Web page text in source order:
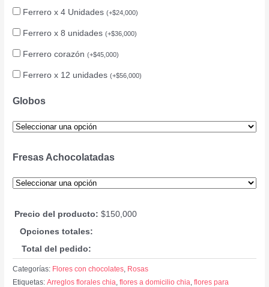
Ferrero x 4 Unidades(+$24,000)
Ferrero x 8 unidades(+$36,000)
Ferrero corazón(+$45,000)
Ferrero x 12 unidades(+$56,000)
Globos
Fresas Achocolatadas
Precio del producto: $150,000
Opciones totales:
Total del pedido:
Categorías: Flores con chocolates, Rosas
Etiquetas:Arreglos florales chia,flores a domicilio chia,flores para